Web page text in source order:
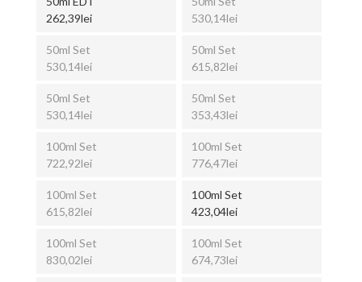
262,39lei
530,14lei
50ml Set
530,14lei
50ml Set
615,82lei
50ml Set
530,14lei
50ml Set
353,43lei
100ml Set
722,92lei
100ml Set
776,47lei
100ml Set
615,82lei
100ml Set
423,04lei
100ml Set
830,02lei
100ml Set
674,73lei